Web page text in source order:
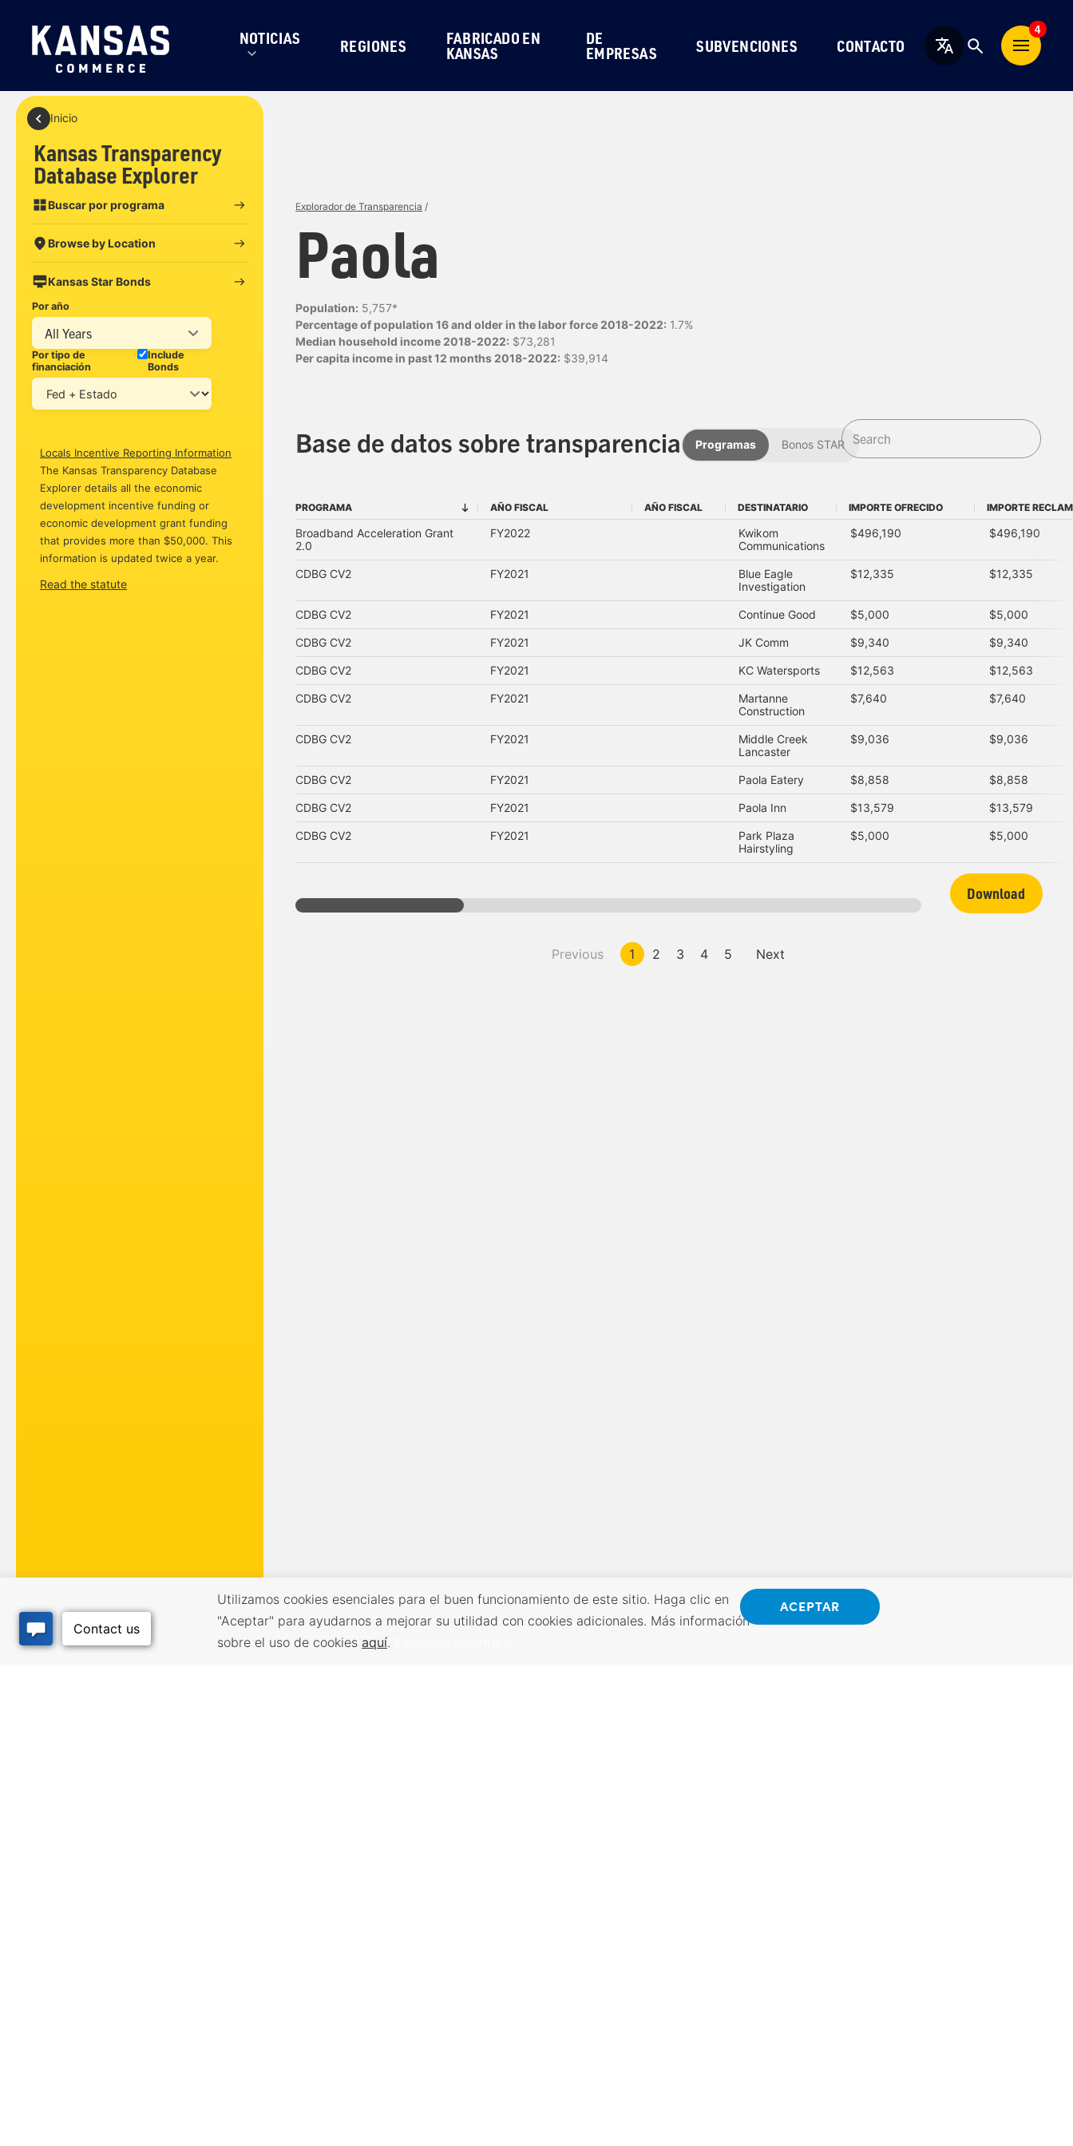
NOTICIAS REGIONES FABRICADO EN
KANSAS
DE
EMPRESAS SUBVENCIONES CONTACTO Español
4
Inicio
Kansas Transparency
Database Explorer
Buscar por programa
Browse by Location
Kansas Star Bonds
Por año
All Years
Por tipo de
financiación
Include
Bonds
Locals Incentive Reporting Information
The Kansas Transparency Database
Explorer details all the economic
development incentive funding or
economic development grant funding
that provides more than $50,000. This
information is updated twice a year.
Read the statute
Explorador de Transparencia /
Paola
Population: 5,757*
Percentage of population 16 and older in the labor force 2018-2022: 1.7%
Median household income 2018-2022: $73,281
Per capita income in past 12 months 2018-2022: $39,914
Base de datos sobre transparencia Programas Bonos STAR
PROGRAMA AÑO FISCAL AÑO FISCAL DESTINATARIO IMPORTE OFRECIDO
IMPORTE
IMPORTE OFRECIDO IMPORTE
Broadband Acceleration Grant
2.0
FY2022
Kwikom
Communications
$496,190 $496,190
CDBG CV2 FY2021
Blue Eagle
Investigation
$12,335 $12,335
CDBG CV2 FY2021 Continue Good $5,000 $5,000
CDBG CV2 FY2021 JK Comm $9,340 $9,340
CDBG CV2 FY2021 KC Watersports $12,563 $12,563
CDBG CV2 FY2021
Martanne
Construction
$7,640 $7,640
CDBG CV2 FY2021
Middle Creek
Lancaster
$9,036 $9,036
CDBG CV2 FY2021 Paola Eatery $8,858 $8,858
CDBG CV2 FY2021 Paola Inn $13,579 $13,579
CDBG CV2 FY2021
Park Plaza
Hairstyling
$5,000 $5,000
Previous 1 2 3 4 5 Next
Download
Utilizamos cookies esenciales para el buen funcionamiento de este sitio. Haga clic en
"Aceptar" para ayudarnos a mejorar su utilidad con cookies adicionales. Más información
sobre el uso de cookies aquí.
ACEPTAR